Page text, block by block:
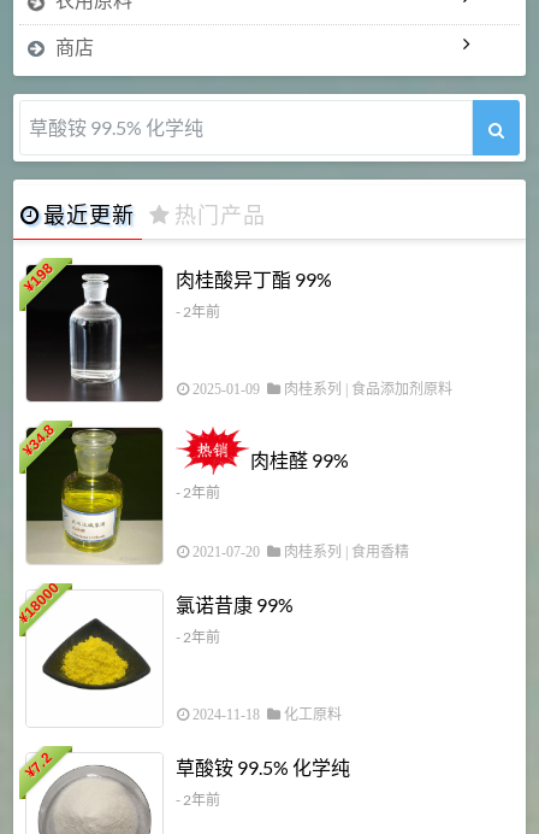
商店
草酸铵 99.5% 化学纯
最近更新 热门产品
¥
198 肉桂酸异丁酯 99%
- 2年前
2025-01-09 肉桂系列 食品添加剂原料
¥
34.8
肉桂醛 99%
- 2年前
2021-07-20 肉桂系列 食用香精
¥
18000 氯诺昔康 99%
- 2年前
2024-11-18 化工原料
¥
7.2 草酸铵 99.5% 化学纯
- 2年前